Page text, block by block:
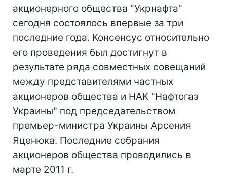
акционерного общества "Укрнафта"
сегодня состоялось впервые за три
последние года. Консенсус относительно
его проведения был достигнут в
результате ряда совместных совещаний
между представителями частных
акционеров общества и НАК "Нафтогаз
Украины" под председательством
премьер-министра Украины Арсения
Яценюка. Последние собрания
акционеров общества проводились в
марте 2011 г.